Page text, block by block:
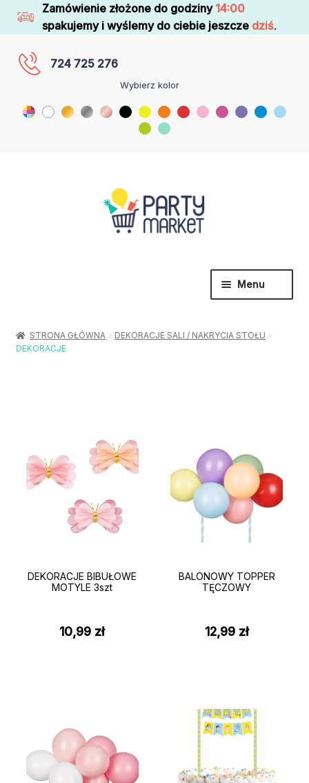
Zamówienie złożone do godziny 14:00
spakujemy i wyślemy do ciebie jeszcze dziś.
724 725 276
Wybierz kolor
Menu
menu
Urodziny / Imprezy
Akcesoria Party
Moje konto
STRONA GŁÓWNA
DEKORACJE SALI / NAKRYCIA STOŁU
DEKORACJE
DEKORACJE BIBUŁOWE
MOTYLE 3szt
10,99 zł
BALONOWY TOPPER
TĘCZOWY
12,99 zł